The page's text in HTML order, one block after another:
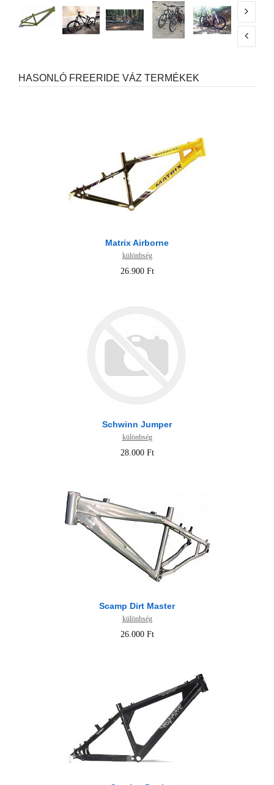
HASONLÓ FREERIDE VÁZ TERMÉKEK
Matrix Airborne
különbség
26.900 Ft
Schwinn Jumper
különbség
28.000 Ft
Scamp Dirt Master
különbség
26.000 Ft